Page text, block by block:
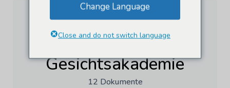
Arbrea-
Gesichtsakademie
12 Dokumente
Change Language
Close and do not switch language